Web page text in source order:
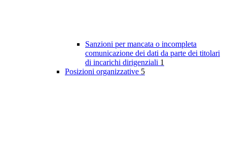
Sanzioni per mancata o incompleta
comunicazione dei dati da parte dei titolari
di incarichi dirigenziali 1
Posizioni organizzative 5